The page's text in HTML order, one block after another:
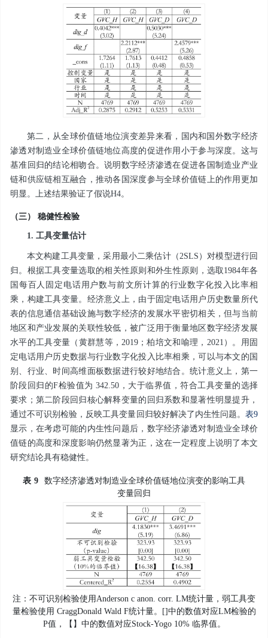
第二，从全球价值链地位演变差异来看，国内和国外数字经济
渗透对制造业全球价值链地位高度的促进作用小于参与深度。这与
基准回归的结论相吻合。说明数字经济渗透在促进各国制造业产业
链和供应链相互融合，推动各国深度参与全球价值链上的作用更加
明显。上述结果验证了假说H4。
（三） 稳健性检验
1. 工具变量估计
本文构建工具变量，采用最小二乘估计（2SLS）对模型进行回
归。根据工具变量选取的相关性原则和外生性原则，选取1984年各
国每百人固定电话用户数与前文所计算的行业数字化投入比率相
乘，构建工具变量。经济意义上，由于固定电话用户历史数量所代
表的信息通信基础设施与数字经济的发展水平密切相关，但与当前
地区和产业发展的关联性较低，被广泛用于衡量地区数字经济发展
水平的工具变量（黄群慧等，2019；柏培文和喻理，2021）。用固
定电话用户历史数据与行业数字化投入比率相乘，可以与本文的国
别、行业、时间高维面板数据进行较好地结合。统计意义上，第一
阶段回归的F检验值为 342.50，大于临界值，符合工具变量的选择
要求；第二阶段回归核心解释变量的回归系数和显著性明显提升，
通过不可识别检验，反映工具变量回归较好解决了内生性问题。 表9
显示，在考虑可能的内生性问题后，数字经济渗透对制造业全球价
值链的高度和深度影响仍然显著为正，这在一定程度上说明了本文
研究结论具有稳健性。
表 9
数字经济渗透对制造业全球价值链地位演变的影响工具
变量回归
注：不可识别检验使用Anderson c anon. corr. LM统计量，弱工具变
量检验使用 CraggDonald Wald F统计量。[]中的数值对应LM检验的
P值，【】中的数值对应Stock-Yogo 10% 临界值。